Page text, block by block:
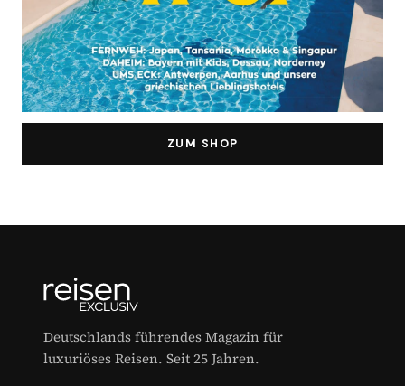
ZUM SHOP
Deutschlands führendes Magazin für
luxuriöses Reisen. Seit 25 Jahren.